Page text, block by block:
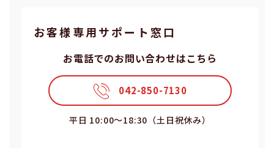
お客様専⽤サポート窓⼝
お電話でのお問い合わせはこちら
042-850-7130
平⽇ 10:00〜18:30（⼟⽇祝休み）